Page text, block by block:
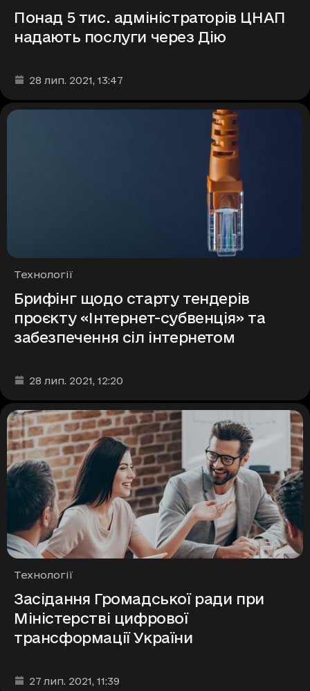
Понад 5 тис. адміністраторів ЦНАП
надають послуги через Дію
Дата та час публікації
28 лип. 2021, 13:47
Рубрики
Технології
Брифінг щодо старту тендерів
проєкту «Інтернет-субвенція» та
забезпечення сіл інтернетом
Дата та час публікації
28 лип. 2021, 12:20
Рубрики
Технології
Засідання Громадської ради при
Міністерстві цифрової
трансформації України
Дата та час публікації
27 лип. 2021, 11:39